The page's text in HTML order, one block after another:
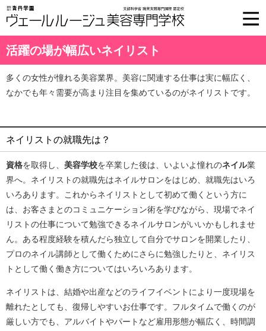
活躍の場が幅広いネイリスト
多くの女性が憧れる美容業界。美容に関連する仕事は実に幅広く、
なかでも年々需要が高まり注目を集めているのがネイリストです。
ネイリストの就職先は？
資格を取得し、 美容学校を卒業した後は、いよいよ憧れのネイル業
界へ。ネイリストの就職先はネイルサロンをはじめ、就職先はいろ
いろあります。これからネイリストとして初めて働くという方に
は、お客さまとのコミュニケーション術を学びながら、現場でネイ
リストの仕事について勉強できるネイルサロンがいいかもしれませ
ん。ある程度経験を積んだら独立して自分でサロンを開業したり、
プロのネイル講師として働くためにさらに勉強したりと、ネイリス
トとして働く働き方についてはいろいろあります。
ネイリストは、結婚や出産などのライフイベントにより一度現場を
離れたとしても、復帰しやすいお仕事です。フルタイムで働くのが
厳しい方でも、アルバイトやパートなど雇用形態が幅広く、時間調